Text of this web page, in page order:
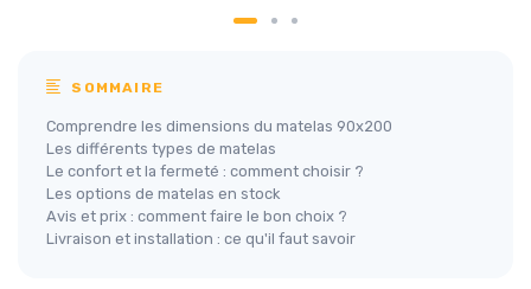
SOMMAIRE
Comprendre les dimensions du matelas 90x200
Les différents types de matelas
Le confort et la fermeté : comment choisir ?
Les options de matelas en stock
Avis et prix : comment faire le bon choix ?
Livraison et installation : ce qu'il faut savoir